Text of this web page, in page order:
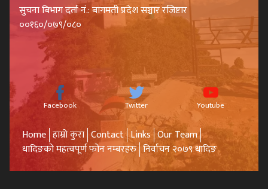
सुचना बिभाग दर्ता नं.: बागमती प्रदेश सञ्चार रजिष्टार
००१६०/०७९/०८०
Facebook Twitter Youtube
Home हाम्रो कुरा Contact Links Our Team
धादिङको महत्वपूर्ण फोन नम्बरहरु निर्वाचन २०७९ धादिङ